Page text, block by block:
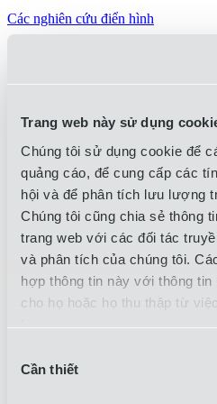
Trang web này sử dụng
Chúng tôi sử dụng cookie để
quảng cáo, để cung cấp các
hội và để phân tích lưu lượng
Chúng tôi cũng chia sẻ thông
trang web với các đối tác
và phân tích của chúng tôi.
hợp thông tin này với thông
cho họ hoặc họ thu thập từ
họ.
chọn
Cần thiết
Các nghiên cứu điển hình
4. Làm thế nào OIA
chất lượng để loại bỏ rủi ro sản xuất
sản xuất bao bì tuân thủ các tiêu
thương mại, khả năng tái chế và
​5. Có thể OIA Global tạo
chỉnh?
Chắc chắn rồi. Đội ngũ thiết kế nội
trúc bao bì, phương pháp in ấn và
thương hiệu và yêu cầu sản phẩm
một dự án từ giai đoạn ý tưởng cho
hàng như thế nào?